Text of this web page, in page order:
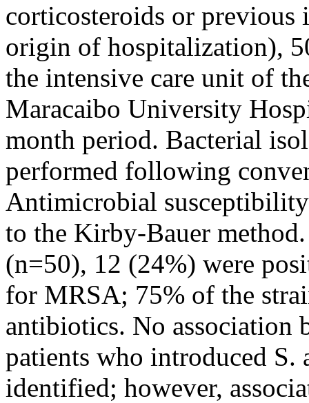
corticosteroids or previous
origin of hospitalization),
the intensive care unit of
Maracaibo University
month period. Bacterial
performed following
Antimicrobial
to the Kirby-Bauer
(n=50), 12 (24%) were
for MRSA; 75% of the
antibiotics. No association
patients who introduced S.
identified; however,